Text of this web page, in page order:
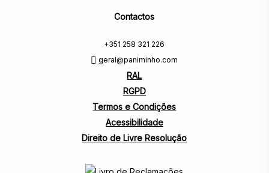
Contactos
+351 258 321 226
geral@paniminho.com
RAL
RGPD
Termos e Condições
Acessibilidade
Direito de Livre Resolução